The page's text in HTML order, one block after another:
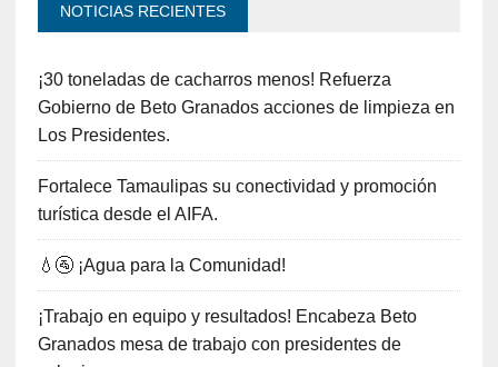
NOTICIAS RECIENTES
¡30 toneladas de cacharros menos! Refuerza
Gobierno de Beto Granados acciones de limpieza en
Los Presidentes.
Fortalece Tamaulipas su conectividad y promoción
turística desde el AIFA.
💧🚰 ¡Agua para la Comunidad!
¡Trabajo en equipo y resultados! Encabeza Beto
Granados mesa de trabajo con presidentes de